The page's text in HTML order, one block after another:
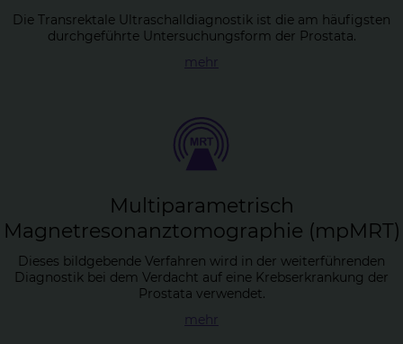
Die Transrektale Ultraschalldiagnostik ist die am häufigsten
durchgeführte Untersuchungsform der Prostata.
mehr
Mul­ti­pa­ra­me­trisch
Ma­gnet­re­so­nanz­to­mo­gra­phie (mpMRT)
Dieses bildgebende Verfahren wird in der weiterführenden
Diagnostik bei dem Verdacht auf eine Krebserkrankung der
Prostata verwendet.
mehr